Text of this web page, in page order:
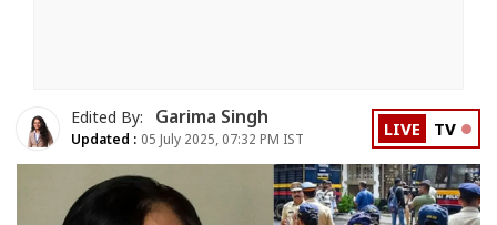
Edited By: Garima Singh
Updated : 05 July 2025, 07:32 PM IST LIVE TV